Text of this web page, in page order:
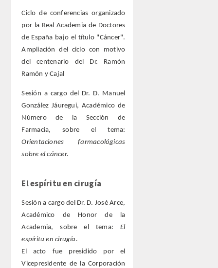
Ciclo de conferencias organizado
por la Real Academia de Doctores
de España bajo el título "Cáncer".
Ampliación del ciclo con motivo
del centenario del Dr. Ramón
Ramón y Cajal
Sesión a cargo del Dr. D. Manuel
González Jáuregui, Académico de
Número de la Sección de
Farmacia, sobre el tema:
Orientaciones farmacológicas
sobre el cáncer.
El espíritu en cirugía
Sesión a cargo del Dr. D. José Arce,
Académico de Honor de la
Academia, sobre el tema: El
espíritu en cirugía.
El acto fue presidido por el
Vicepresidente de la Corporación